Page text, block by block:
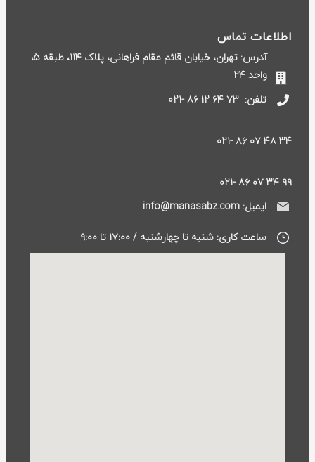
اطلاعات تماس
آدرس: تهران، خیابان قائم مقام فراهانی، پلاک ۱۱۴، طبقه ۵،
واحد ۲۴
تلفن:۷۳ ۶۴ ۱۲ ۸۶ -۰۲۱
۳۴ ۴۸ ۰۷ ۸۶ -۰۲۱
۹۹ ۳۴ ۰۷ ۸۶ -۰۲۱
ایمیل: info@manasabz.com
ساعت کاری: شنبه تا چهارشنبه / ۱۷:۰۰ تا ۹:۰۰